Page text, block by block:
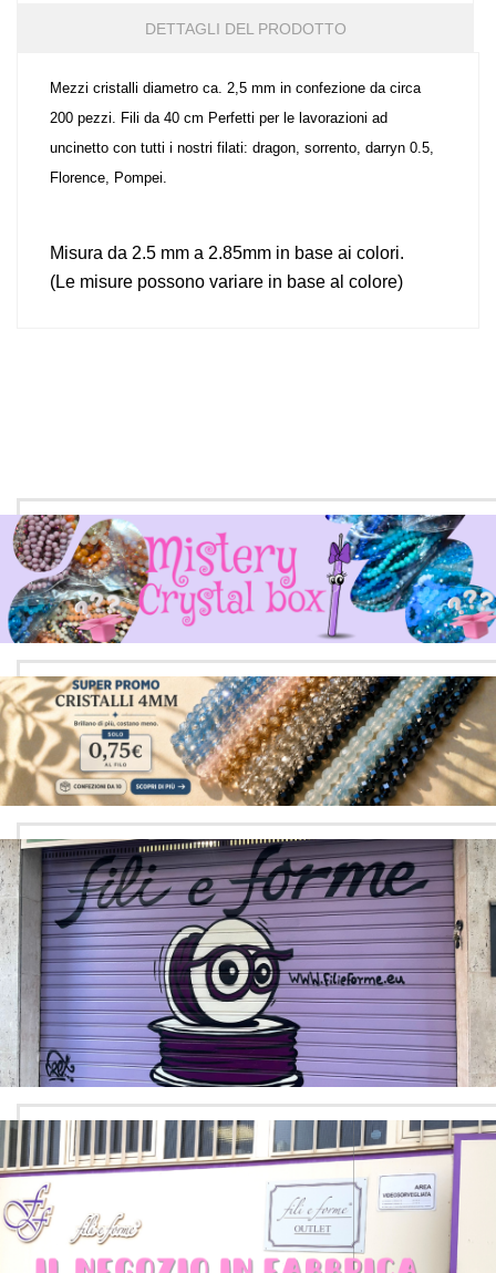
DETTAGLI DEL PRODOTTO
Mezzi cristalli diametro ca. 2,5 mm in confezione da circa
200 pezzi. Fili da 40 cm Perfetti per le lavorazioni ad
uncinetto con tutti i nostri filati: dragon, sorrento, darryn 0.5,
Florence, Pompei.
Misura da 2.5 mm a 2.85mm in base ai colori.
(Le misure possono variare in base al colore)